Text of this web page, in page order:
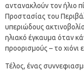
αντανακλούν τον ήλιο
Προστασίας του
υπεριώδους
ηλιακό έγκαυμα όταν
προορισμούς – το χιόνι
Τέλος, ένας